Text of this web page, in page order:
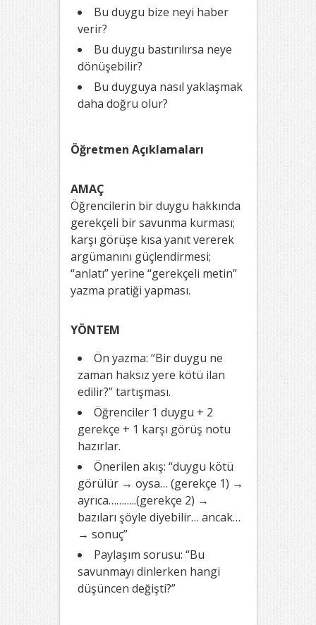
Bu duygu bize neyi haber
verir?
Bu duygu bastırılırsa neye
dönüşebilir?
Bu duyguya nasıl yaklaşmak
daha doğru olur?
Öğretmen Açıklamaları
AMAÇ
Öğrencilerin bir duygu hakkında
gerekçeli bir savunma kurması;
karşı görüşe kısa yanıt vererek
argümanını güçlendirmesi;
“anlatı” yerine “gerekçeli metin”
yazma pratiği yapması.
YÖNTEM
Ön yazma: “Bir duygu ne
zaman haksız yere kötü ilan
edilir?” tartışması.
Öğrenciler 1 duygu + 2
gerekçe + 1 karşı görüş notu
hazırlar.
Önerilen akış: “duygu kötü
görülür → oysa… (gerekçe 1) →
ayrıca………..(gerekçe 2) →
bazıları şöyle diyebilir… ancak…
→ sonuç”
Paylaşım sorusu: “Bu
savunmayı dinlerken hangi
düşüncen değişti?”